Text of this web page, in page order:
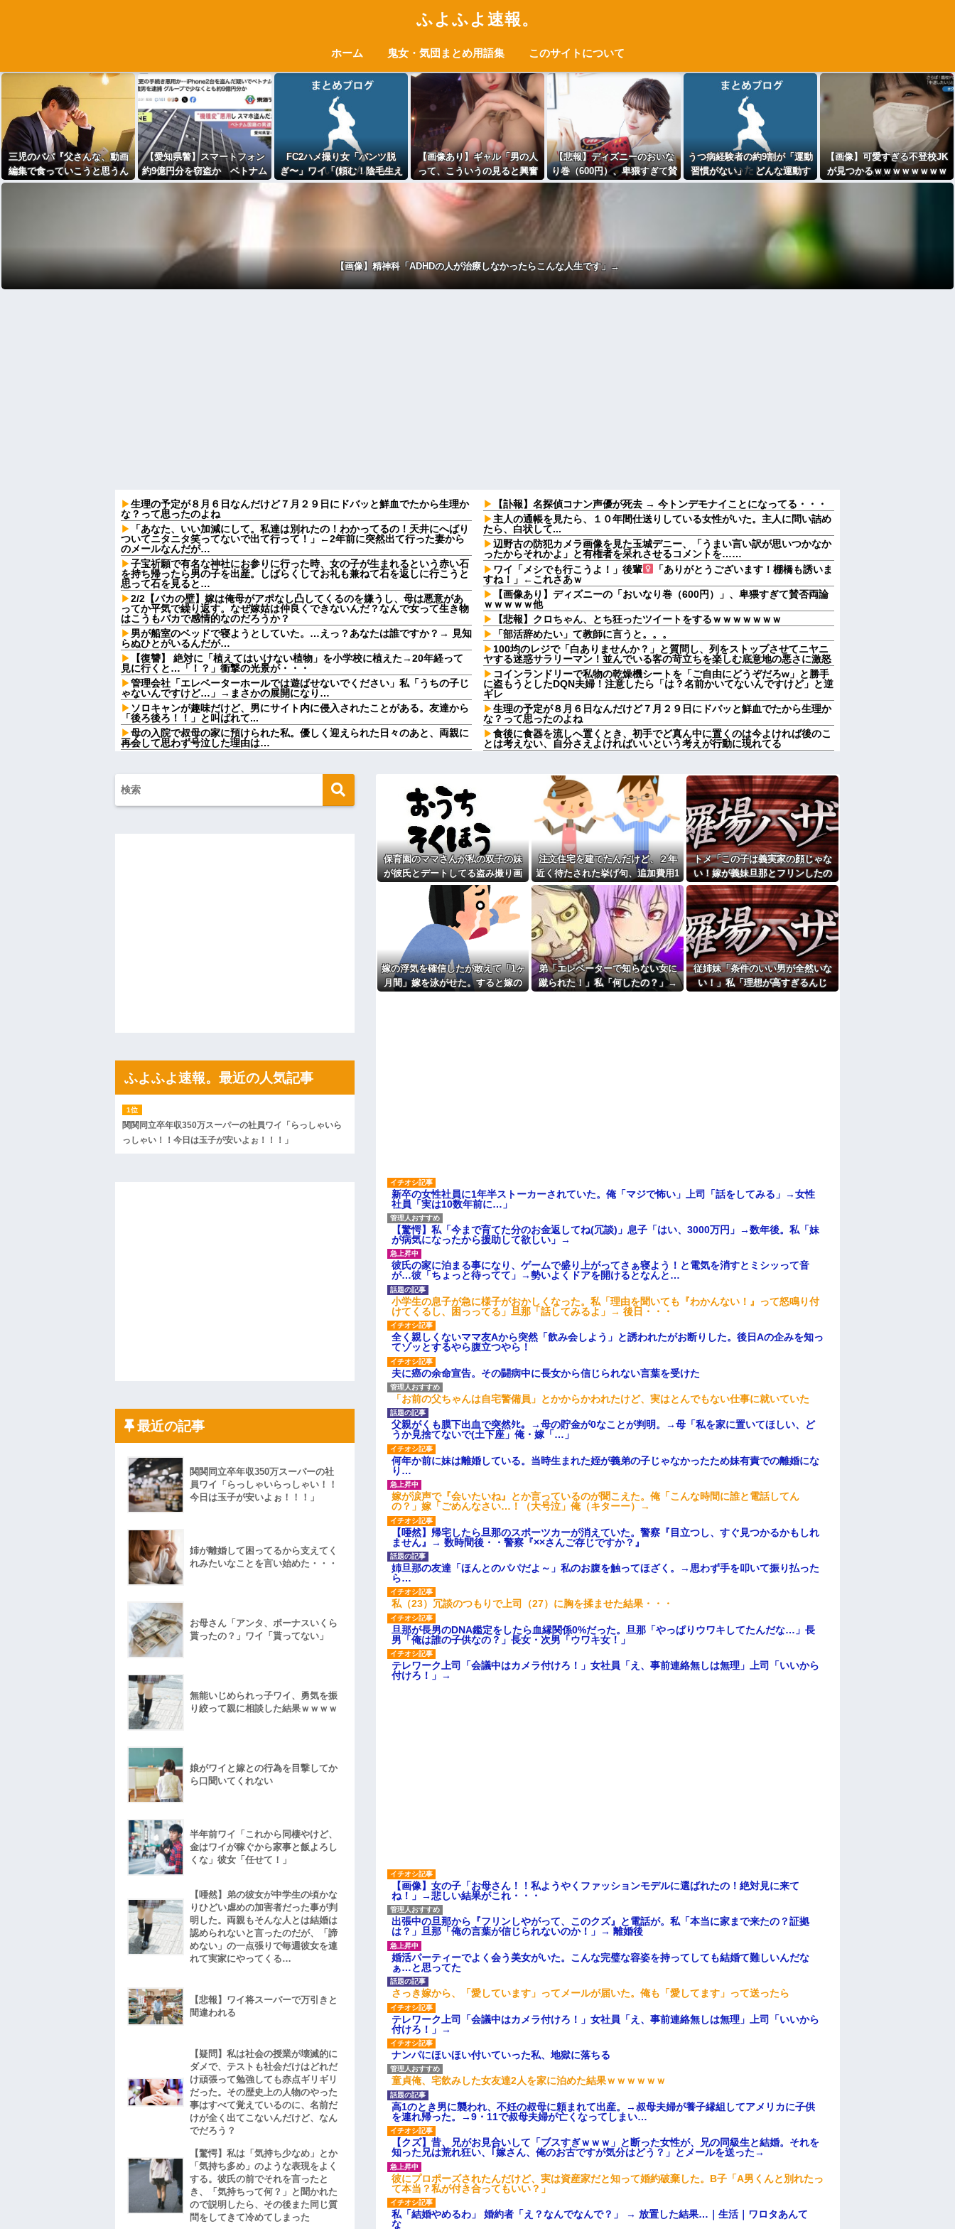
ふよふよ速報。
ホーム 鬼女・気団まとめ用語集 このサイトについて
三児のパパ『父さんな、動画
編集で食っていこうと思うん
だ』→結果
【愛知県警】スマートフォン
約9億円分を窃盗か ベトナム
国籍の男を逮捕
FC2ハメ撮り女「パンツ脱
ぎ〜」ワイ「(頼む！陰毛生え
ててくれ！)」
【画像あり】ギャル「男の人
って、こういうの見ると興奮
するんだよね笑
」ﾊﾟｼｬ
【悲報】ディズニーのおいな
り巻（600円）、卑猥すぎて賛
否両論ｗｗｗｗｗｗ(画像ｱﾘ)
うつ病経験者の約9割が「運動
習慣がない」 どんな運動す
ればいいのさ？
【画像】可愛すぎる不登校JK
が見つかるｗｗｗｗｗｗｗｗ
ｗｗｗｗ
【画像】精神科「ADHDの人が治療しなかったらこんな人生です」→
生理の予定が８月６日なんだけど７月２９日にドバッと鮮血でたから生理か
な？って思ったのよね
「あなた、いい加減にして。私達は別れたの！わかってるの！天井にへばり
ついてニタニタ笑ってないで出て行って！」←2年前に突然出て行った妻から
のメールなんだが…
子宝祈願で有名な神社にお参りに行った時、女の子が生まれるという赤い石
を持ち帰ったら男の子を出産。しばらくしてお礼も兼ねて石を返しに行こうと
思って石を見ると…
2/2【バカの壁】嫁は俺母がアポなし凸してくるのを嫌うし、母は悪意があ
ってか平気で繰り返す。なぜ嫁姑は仲良くできないんだ？なんで女って生き物
はこうもバカで感情的なのだろうか？
男が船室のベッドで寝ようとしていた。…えっ？あなたは誰ですか？→ 見知
らぬひとがいるんだが…
【復讐】 絶対に「植えてはいけない植物」を小学校に植えた→20年経って
見に行くと…「！？」衝撃の光景が・・・
管理会社「エレベーターホールでは遊ばせないでください」私「うちの子じ
ゃないんですけど…」→まさかの展開になり…
ソロキャンが趣味だけど、男にサイト内に侵入されたことがある。友達から
「後ろ後ろ！！」と叫ばれて...
母の入院で叔母の家に預けられた私。優しく迎えられた日々のあと、両親に
再会して思わず号泣した理由は…
友人の結婚式へ向かう日に、トメから車を出せと要求された。断っただけな
のに大騒ぎになってしまい…
トメ「この子は義実家の顔じゃない！嫁が義妹旦那とフリンしたのよ！」私
ごつ盛り焼きそばとかいう年１くらいで無性に食いたくなるやつｗｗｗｗｗ
【画像】俺たちの姫、佳子さまのお気に入りのドレスがこちらです←コレは
【爆笑動画】ママさん「新しい洗濯機買って1発目に回したらコレw」←こw
【画像】カリスマ美容師さん、ココリコ田中みたいなチー牛を大変身させた
【画像】令和最新版の宇垣美里さん←こう言うのでいいんだよが目一杯詰ま
姉「下着に違和感がある！イタズラしたでしょ！？」俺「してないよ」←姉
が寝ている間にイタズラしたと勘違いされているのだが・・・
ハードオフに売っていた4万4000円のフィギュアがヤバすぎるｗｗｗｗｗｗ
後続車にクラクションを鳴らされ彼氏が逆切れ。「何クラクション鳴らして
んだ！降りてこいよ！」と怒鳴りだし...
【衝撃】報酬100万円超の治験募集がこちらｗｗｗｗｗ(※画像あり)
【ネット騒然】惨殺されたタワマン頂き女子のこの動画、すげえええええｗ
ｗｗｗｗｗｗｗｗｗｗ
【愕然】白のクラウン俺氏、高速道路左車線を制限速度で走った結果
wwwwwwwwwwww
【悲報】佐藤輝明・・・２軍でも盛大にやらかす←あまり悲しませないでく
【訃報】名探偵コナン声優が死去 → 今トンデモナイことになってる・・・
主人の通帳を見たら、１０年間仕送りしている女性がいた。主人に問い詰め
たら、白状して...
辺野古の防犯カメラ画像を見た玉城デニー、「うまい言い訳が思いつかなか
ったからそれかよ」と有権者を呆れさせるコメントを……
ワイ「メシでも行こうよ！」後輩
「ありがとうございます！棚橋も誘いま
すね！」←これさあｗ
【画像あり】ディズニーの「おいなり巻（600円）」、卑猥すぎて賛否両論
ｗｗｗｗｗ他
【悲報】クロちゃん、とち狂ったツイートをするｗｗｗｗｗｗｗ
「部活辞めたい」て教師に言うと。。。
100均のレジで「白ありませんか？」と質問し、列をストップさせてニヤニ
ヤする迷惑サラリーマン！並んでいる客の苛立ちを楽しむ底意地の悪さに激怒
コインランドリーで私物の乾燥機シートを「ご自由にどうぞだろw」と勝手
に盗もうとしたDQN夫婦！注意したら「は？名前かいてないんですけど」と逆
ギレ
生理の予定が８月６日なんだけど７月２９日にドバッと鮮血でたから生理か
な？って思ったのよね
食後に食器を流しへ置くとき、初手でど真ん中に置くのは今よければ後のこ
とは考えない、自分さえよければいいという考えが行動に現れてる
【人工障がい者】甥(28)「両親が亡くなったんで僕のこと引き取ってほしい
んですけど！」なんでいい年したヒキニートを引き取らなきゃいけないんだ
よ！甘やかされるとこうなるか…
母が兄一家にお米を送ってる。それを兄嫁がご近所さんに売ってた。私「お
母さんいる？」甥「お米の配達に行ってる」私「？配達？」姪「それ言っちゃ
ダメなんだよ！」ガチャ
ジャンポケ斉藤「同意があったんです。本当です。信じて下さい」 ←何で
この主張が通らないの？
盆正月に夫の実家に長時間滞在しなきゃいけないのが苦痛。私「貴方は私の
実家を早々に退散する。私もそうしていいはず」夫「それは男だから許される
こと。女は許されない」
同窓会で実験、「俺が青年実業家だったら女の子はどういう反応をするか」
【切実】夫に無理と言われた私の7年の無視生活、その理由がコレｗｗｗ
44歳無職です。精神科に通院中で生活保護を受けてます。妻に酷いことばか
りしたので離婚されそうです。「働くから」「心を入れ替えるから」と言って
も信じてもらえません。助けて
主な税金の成り立ちを調べてみたよ
保育園のママさんが私の双子の妹
が彼氏とデートしてる盗み撮り画
像を見せて「あとはわかるよね？
とりあえず5万を家に持ってきて」
と脅してきた
注文住宅を建てたんだけど、２年
近く待たされた挙げ句、追加費用1
400万請求された。流石におかしい
よね？
トメ「この子は義実家の顔じゃな
い！嫁が義妹旦那とフリンしたの
よ！」私「DNA鑑定します？」義
妹旦那「もちろんです」→結果…
嫁の浮気を確信したが敢えて「1ヶ
月間」嫁を泳がせた。すると嫁の
弟「エレベーターで知らない女に
蹴られた！」私「何したの？」→
従姉妹「条件のいい男が全然いな
い！」私「理想が高すぎるんじ
新卒の女性社員に1年半ストーカーされていた。俺「マジで怖い」上司「話をしてみる」→女性
社員「実は10数年前に…」
【驚愕】私「今まで育てた分のお金返してね(冗談)」息子「はい、3000万円」→数年後。私「妹
が病気になったから援助して欲しい」→
彼氏の家に泊まる事になり、ゲームで盛り上がってさぁ寝よう！と電気を消すとミシッって音
が…彼「ちょっと待ってて」→勢いよくドアを開けるとなんと…
小学生の息子が急に様子がおかしくなった。私「理由を聞いても『わかんない！』って怒鳴り付
けてくるし、困っってる」旦那「話してみるよ」→ 後日・・・
全く親しくないママ友Aから突然「飲み会しよう」と誘われたがお断りした。後日Aの企みを知っ
てゾッとするやら腹立つやら！
夫に癌の余命宣告。その闘病中に長女から信じられない言葉を受けた
「お前の父ちゃんは自宅警備員」とかからかわれたけど、実はとんでもない仕事に就いていた
父親がくも膜下出血で突然ﾀﾋ。→母の貯金が0なことが判明。→母「私を家に置いてほしい、ど
うか見捨てないで(土下座」俺・嫁「…」
何年か前に妹は離婚している。当時生まれた姪が義弟の子じゃなかったため妹有責での離婚にな
り…
嫁が涙声で『会いたいね』とか言っているのが聞こえた。俺「こんな時間に誰と電話してん
の？」嫁「ごめんなさい…！（大号泣」俺（キターー）→
【唖然】帰宅したら旦那のスポーツカーが消えていた。警察『目立つし、すぐ見つかるかもしれ
ません』→ 数時間後・・警察『××さんご存じですか？』
姉旦那の友達「ほんとのパパだよ～」私のお腹を触ってほざく。→思わず手を叩いて振り払った
ら…
私（23）冗談のつもりで上司（27）に胸を揉ませた結果・・・
旦那が長男のDNA鑑定をしたら血縁関係0%だった。旦那「やっぱりウワキしてたんだな…」長
男「俺は誰の子供なの？」長女・次男「ウワキ女！」
テレワーク上司「会議中はカメラ付けろ！」女社員「え、事前連絡無しは無理」上司「いいから
付けろ！」→
【画像】女の子「お母さん！！私ようやくファッションモデルに選ばれたの！絶対見に来て
ね！」→悲しい結果がこれ・・・
出張中の旦那から『フリンしやがって、このクズ』と電話が。私「本当に家まで来たの？証拠
は？」旦那「俺の言葉が信じられないのか！」→ 離婚後
婚活パーティーでよく会う美女がいた。こんな完璧な容姿を持ってしても結婚て難しいんだな
ぁ…と思ってた
さっき嫁から、「愛しています」ってメールが届いた。俺も「愛してます」って送ったら
テレワーク上司「会議中はカメラ付けろ！」女社員「え、事前連絡無しは無理」上司「いいから
付けろ！」→
ナンパにほいほい付いていった私、地獄に落ちる
童貞俺、宅飲みした女友達2人を家に泊めた結果ｗｗｗｗｗｗ
高1のとき男に襲われ、不妊の叔母に頼まれて出産。→叔母夫婦が養子縁組してアメリカに子供
を連れ帰った。→9・11で叔母夫婦が亡くなってしまい…
【クズ】昔、兄がお見合いして「ブスすぎｗｗｗ」と断った女性が、兄の同級生と結婚。それを
知った兄は荒れ狂い、｢嫁さん、俺のお古ですが気分はどう？」とメールを送った→
彼にプロポーズされたんだけど、実は資産家だと知って婚約破棄した。B子「A男くんと別れたっ
て本当？私が付き合ってもいい？」
私「結婚やめるわ」 婚約者「え？なんでなんで？」 → 放置した結果…｜生活｜ワロタあんて
な
ふよふよ速報。最近の人気記事
関関同立卒年収350万スーパーの社員ワイ「らっしゃいら
っしゃい！！今日は玉子が安いよぉ！！！」
最近の記事
関関同立卒年収350万スーパーの社
員ワイ「らっしゃいらっしゃい！！
今日は玉子が安いよぉ！！！」
姉が離婚して困ってるから支えてく
れみたいなことを言い始めた・・・
お母さん「アンタ、ボーナスいくら
貰ったの？」ワイ「貰ってない」
無能いじめられっ子ワイ、勇気を振
り絞って親に相談した結果ｗｗｗｗ
娘がワイと嫁との行為を目撃してか
ら口聞いてくれない
半年前ワイ「これから同棲やけど、
金はワイが稼ぐから家事と飯よろし
くな」彼女「任せて！」
【唖然】弟の彼女が中学生の頃かな
りひどい虐めの加害者だった事が判
明した。両親もそんな人とは結婚は
認められないと言ったのだが、「諦
めない」の一点張りで毎週彼女を連
れて実家にやってくる…
【悲報】ワイ将スーパーで万引きと
間違われる
【疑問】私は社会の授業が壊滅的に
ダメで、テストも社会だけはどれだ
け頑張って勉強しても赤点ギリギリ
だった。その歴史上の人物のやった
事はすべて覚えているのに、名前だ
けが全く出てこないんだけど、なん
でだろう？
【驚愕】私は「気持ち少なめ」とか
「気持ち多め」のような表現をよく
する。彼氏の前でそれを言ったと
き、「気持ちって何？」と聞かれた
ので説明したら、その後また同じ質
問をしてきて冷めてしまった